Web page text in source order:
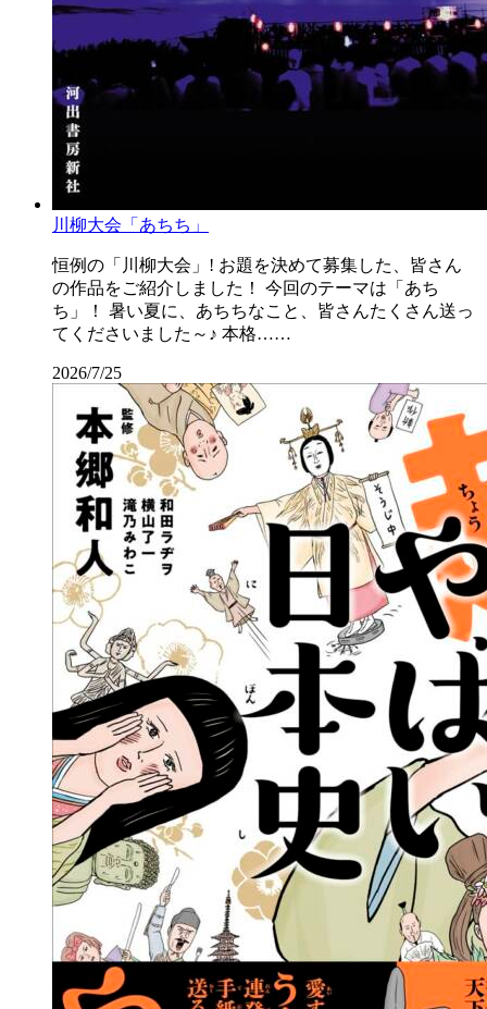
川柳大会「あちち」
恒例の「川柳大会」! お題を決めて募集した、皆さん
の作品をご紹介しました！ 今回のテーマは「あち
ち」！ 暑い夏に、あちちなこと、皆さんたくさん送っ
てくださいました～♪ 本格……
2026/7/25